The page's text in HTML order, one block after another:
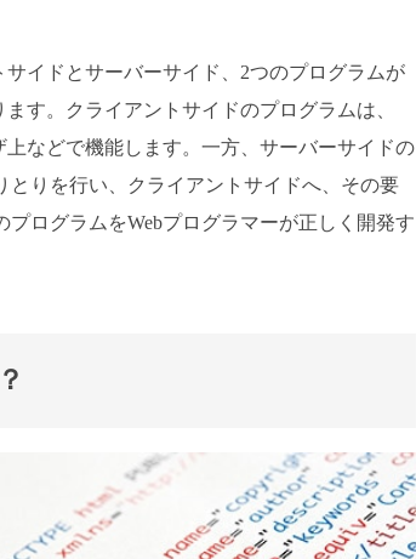
イドとサーバーサイド、2つのプログラムが
す。クライアントサイドのプログラムは、
などで機能します。一方、サーバーサイドの
りを行い、クライアントサイドへ、その要
ログラムをWebプログラマーが正しく開発す